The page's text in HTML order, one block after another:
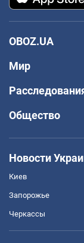
OBOZ.UA
Мир
Общество
Новости
Киев
Запорожье
Черкассы